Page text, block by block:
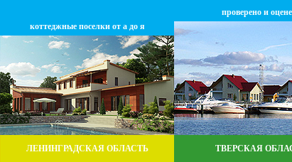
коттеджные поселки от а до я
ЛЕНИНГРАДСКАЯ ОБЛАСТЬ
проверено и
ТВЕРСКАЯ